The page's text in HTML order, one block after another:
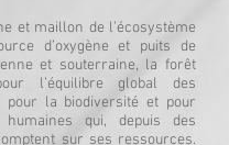
et maillon de l’écosystème
d’oxygène et puits de
et souterraine, la forêt
l’équilibre global des
pour la biodiversité et pour
qui, depuis des
sur ses ressources.